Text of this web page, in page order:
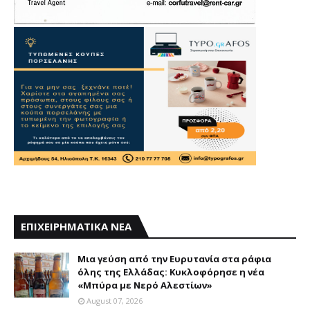
ΕΠΙΧΕΙΡΗΜΑΤΙΚΑ ΝΕΑ
Mια γεύση από την Eυρυτανία στα ράφια
όλης της Ελλάδας: Κυκλοφόρησε η νέα
«Μπύρα με Nερό Aλεστίων»
August 07, 2026